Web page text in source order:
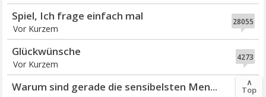
28055
Spiel, Ich frage einfach mal
Vor Kurzem
4273
Glückwünsche
Vor Kurzem
4
Warum sind gerade die sensibelsten Men... ∧
Top